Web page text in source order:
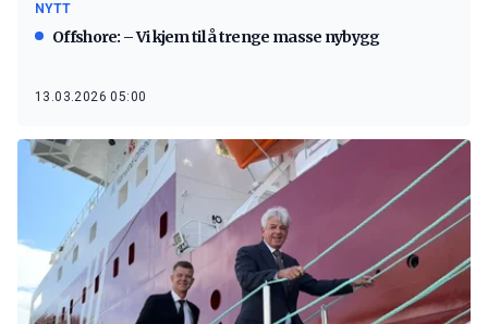
NYTT
Offshore: – Vi kjem til å trenge masse nybygg
13.03.2026 05:00